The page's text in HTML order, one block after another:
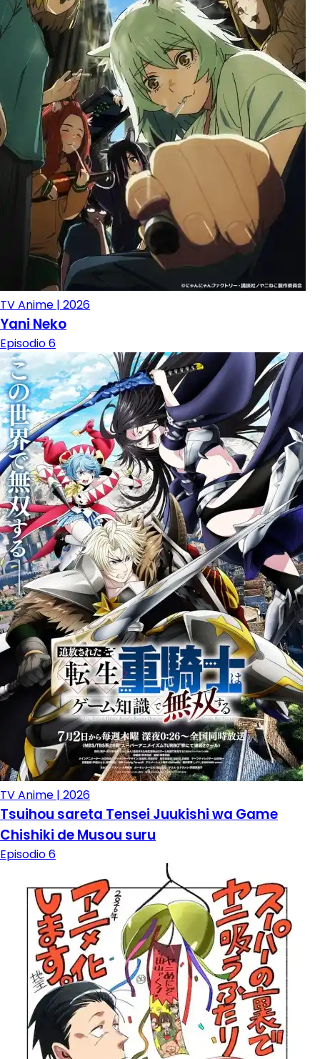
TV Anime | 2026
Yani Neko
Episodio 6
TV Anime | 2026
Tsuihou sareta Tensei Juukishi wa Game
Chishiki de Musou suru
Episodio 6